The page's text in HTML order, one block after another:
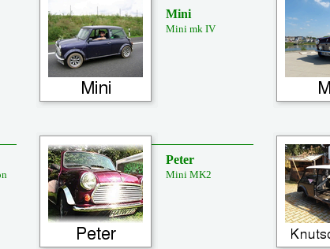
Mini
Mini mk IV
Peter
Mini MK2